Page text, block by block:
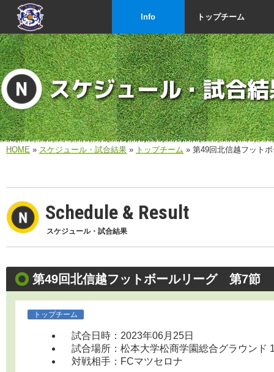
Info トップチーム
スケジュール・試合
HOME » スケジュール・試合結果 » トップチーム » 第49回北信越フット
Schedule & Result
スケジュール・試合結果
第49回北信越フットボールリーグ 第7節
トップチーム
試合日時：2023年06月25日
試合場所：松本大学松商学園総合グラウンド
対戦相手：FCマツセロナ